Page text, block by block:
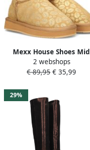
Mexx House Shoes Mid
Bobby Jane Beige Goud
Meisjes Kleding House
2 webshops
€ 89,95 € 35,99
29%